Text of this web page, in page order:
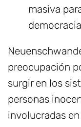
masiva
preocupación
surgir en los
personas
involucradas